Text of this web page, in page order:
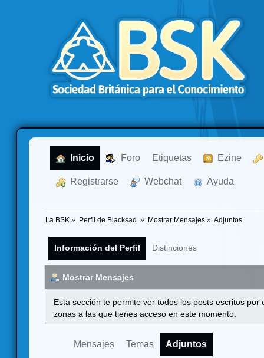
Inicio Foro Etiquetas Ezine
Registrarse Webchat Ayuda
La BSK » Perfil de Blacksad » Mostrar Mensajes» Adjuntos
Información del Perfil Distinciones
Mostrar Mensajes
Esta sección te permite ver todos los posts escritos
zonas a las que tienes acceso en este momento.
Mensajes Temas Adjuntos